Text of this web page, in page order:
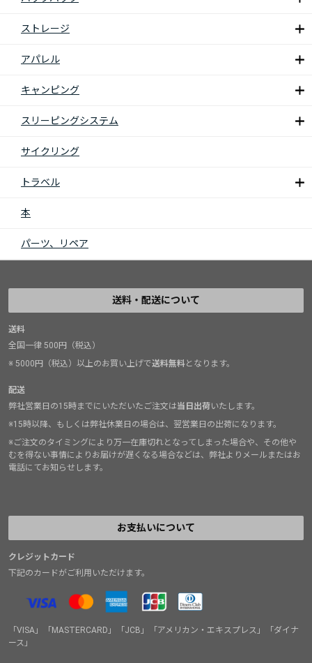
ストレージ
アパレル
キャンピング
スリーピングシステム
サイクリング
トラベル
本
パーツ、リペア
送料・配送について
送料
全国一律 500円（税込）
※ 5000円（税込）以上のお買い上げで送料無料となります。
配送
弊社営業日の15時までにいただいたご注文は当日出荷いたします。
※15時以降、もしくは弊社休業日の場合は、翌営業日の出荷になります。
※ご注文のタイミングにより万一在庫切れとなってしまった場合や、その他や
むを得ない事情によりお届けが遅くなる場合などは、弊社よりメールまたはお
電話にてお知らせします。
お支払いについて
クレジットカード
下記のカードがご利用いただけます。
「VISA」「MASTERCARD」「JCB」「アメリカン・エキスプレス」「ダイナ
ース」